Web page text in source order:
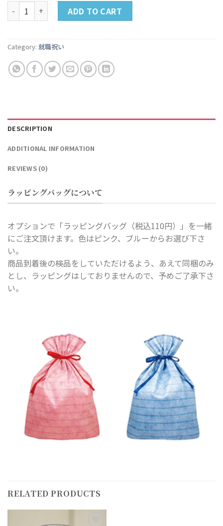
就職祝い 目覚まし時計 quantity
ADD TO CART
Category: 就職祝い
DESCRIPTION
ADDITIONAL INFORMATION
REVIEWS (0)
ラッピングバッグについて
オプションで「ラッピングバッグ（税込110円）」を一緒
にご注文頂けます。色はピンク、ブルーからお選び下さ
い。
商品到着後の検品をしていただけるよう、あえて同梱のみ
とし、ラッピングはしておりませんので、予めご了承下さ
い。
RELATED PRODUCTS